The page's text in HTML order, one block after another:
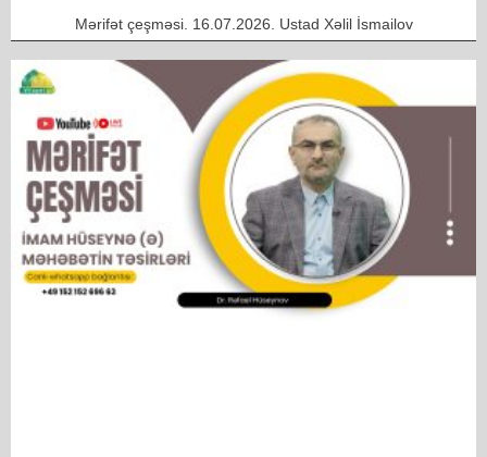
Mərifət çeşməsi. 16.07.2026. Ustad Xəlil İsmailov